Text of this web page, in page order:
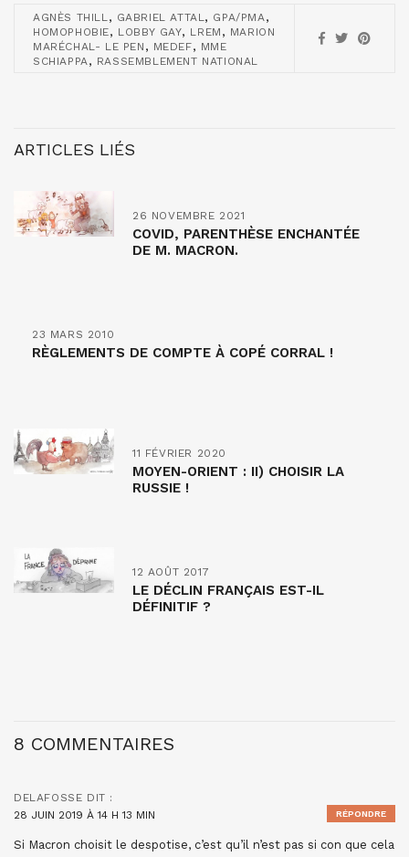
AGNÈS THILL, GABRIEL ATTAL, GPA/PMA,
HOMOPHOBIE, LOBBY GAY, LREM , MARION
MARÉCHAL- LE PEN , MEDEF, MME
SCHIAPPA, RASSEMBLEMENT NATIONAL
ARTICLES LIÉS
26 NOVEMBRE 2021
COVID, PARENTHÈSE ENCHANTÉE
DE M. MACRON.
23 MARS 2010
RÈGLEMENTS DE COMPTE À COPÉ CORRAL !
11 FÉVRIER 2020
MOYEN-ORIENT : II) CHOISIR LA
RUSSIE !
12 AOÛT 2017
LE DÉCLIN FRANÇAIS EST-IL
DÉFINITIF ?
8 COMMENTAIRES
DELAFOSSE DIT :
28 JUIN 2019 À 14 H 13 MIN
Si Macron choisit le despotise, c’est qu’il n’est pas si con que cela
RÉPONDRE